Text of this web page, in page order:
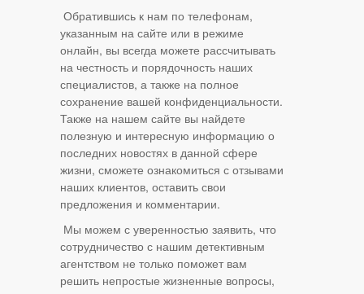
Обратившись к нам по телефонам,
указанным на сайте или в режиме
онлайн, вы всегда можете рассчитывать
на честность и порядочность наших
специалистов, а также на полное
сохранение вашей конфиденциальности.
Также на нашем сайте вы найдете
полезную и интересную информацию о
последних новостях в данной сфере
жизни, сможете ознакомиться с отзывами
наших клиентов, оставить свои
предложения и комментарии.
Мы можем с уверенностью заявить, что
сотрудничество с нашим детективным
агентством не только поможет вам
решить непростые жизненные вопросы,